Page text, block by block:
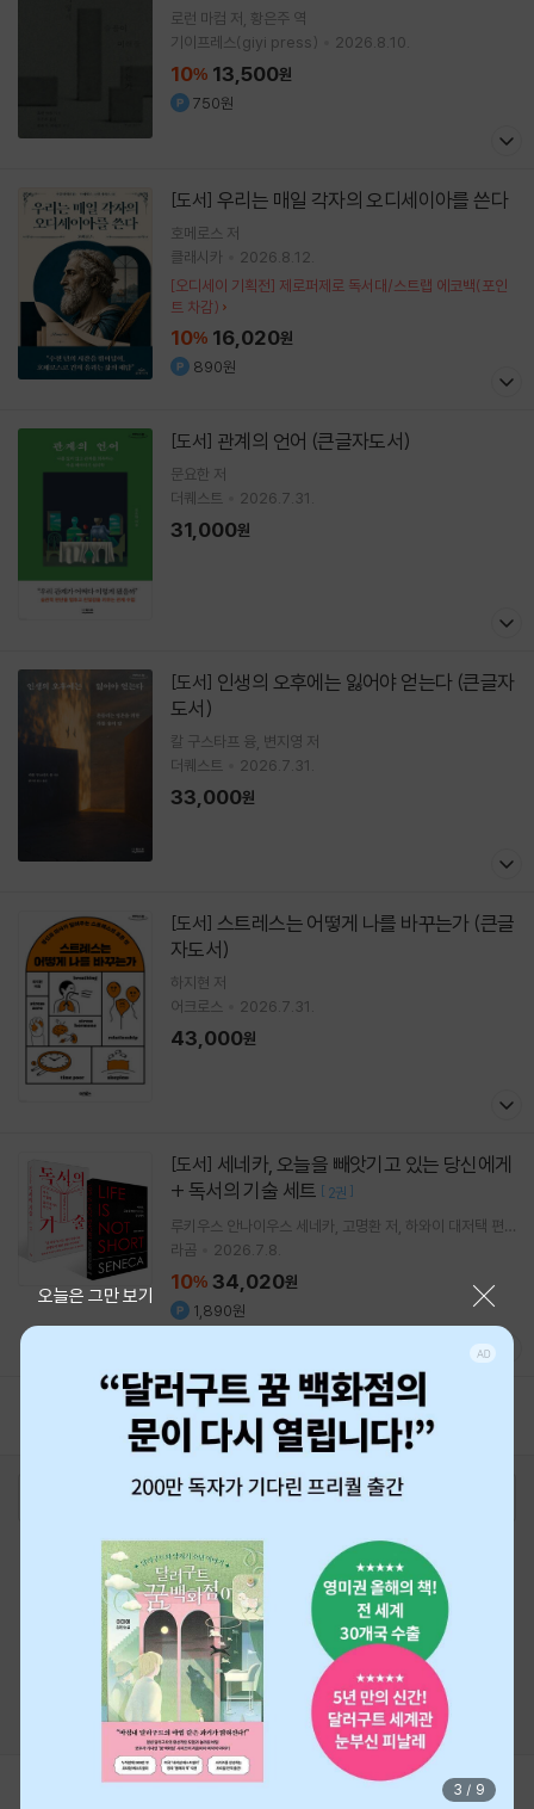
로런 마컴 저 황은주 역
기이프레스(giyi press)
2026.8.10.
10% 13,500원
750원
[도서] 우리는 매일 각자의 오디세이아를 쓴다
호메로스 저
클래시카
2026.8.12.
[오디세이 기획전] 제로퍼제로 독서대/스트랩 에코백(포인
트 차감)
10% 16,020원
890원
[도서] 관계의 언어 (큰글자도서)
문요한 저
더퀘스트
2026.7.31.
31,000원
[도서]
도서)
칼 구스타프 융 변지영 저
더퀘스트
2026.7.31.
33,000원
[도서]
자도서)
하지현 저
어크로스
2026.7.31.
43,000원
[도서]
+ 독서의 기술 세트 [ 2권 ]
루키우스 안나이우스 세네카 고명환 저 하와이 대저택 편
역
라곰 2026.7.8.
10% 34,020원
1,890원
1 2 4
3 / 9
오늘은 그만 보기
최근 본 상품 주문/배송
고객센터 1544-3800 티켓 1544-6399
중고샵 1566-4295
eBook 1:1문의/채팅상담
예스이십사(주) 사업자 정보
이용약관
개인정보처리방침
청소년보호정책
PC버전
회사소개
거래처관계자께
도서홍보
광고
Copyright © YES24 Corp. All Rights Reserved.